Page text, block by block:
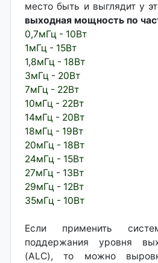
место быть и выглядит у
выходная мощность по
0,7мГц - 10Вт
1мГц - 15Вт
1,8мГц - 18Вт
3мГц - 20Вт
7мГц - 22Вт
10мГц - 22Вт
14мГц - 20Вт
18мГц - 19Вт
20мГц - 18Вт
24мГц - 15Вт
27мГц - 13Вт
29мГц - 12Вт
35мГц - 10Вт
Если применить
поддержания уровня
(ALC), то можно